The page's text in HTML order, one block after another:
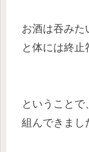
お酒は吞みた
と体には終止
ということで
組んできまし